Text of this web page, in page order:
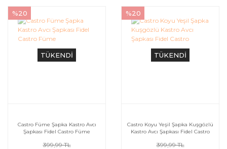
TÜKENDİ
%20
Castro Füme Şapka Kastro Avcı
Şapkası Fidel Castro Füme
399,99 TL
TÜKENDİ
%20
Castro Koyu Yeşil Şapka Kuşgözlü
Kastro Avcı Şapkası Fidel Castro
399,99 TL